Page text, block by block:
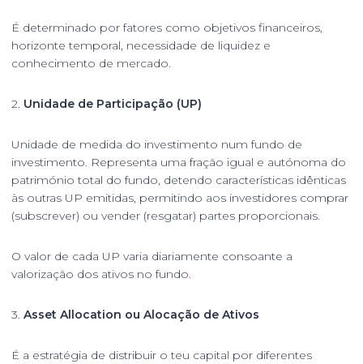
É determinado por fatores como objetivos financeiros,
horizonte temporal, necessidade de liquidez e
conhecimento de mercado.
2. Unidade de Participação (UP)
Unidade de medida do investimento num fundo de
investimento. Representa uma fração igual e autónoma do
património total do fundo, detendo características idênticas
às outras UP emitidas, permitindo aos investidores comprar
(subscrever) ou vender (resgatar) partes proporcionais.
O valor de cada UP varia diariamente consoante a
valorização dos ativos no fundo.
3. Asset Allocation ou Alocação de Ativos
É a estratégia de distribuir o teu capital por diferentes